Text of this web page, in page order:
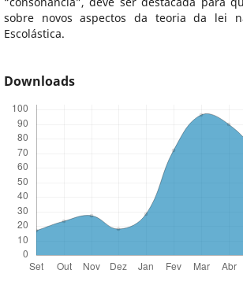
sobre novos aspectos da teoria da lei
Escolástica.
Downloads